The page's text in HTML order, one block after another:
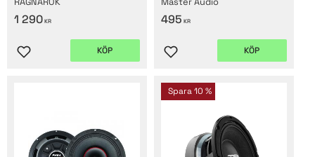
1 290 KR
Lägg till i favoriter
KÖP
495 KR
Lägg till i favoriter
KÖP
Spara10 %